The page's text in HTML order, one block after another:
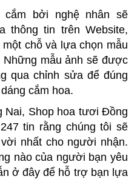
bởi nghệ nhân sẽ
thông tin trên Website,
chỗ và lựa chọn mẫu
mẫu ảnh sẽ được
qua chỉnh sửa để đúng
cắm hoa.
Nai, Shop hoa tươi Đồng
tin rằng chúng tôi sẽ
nhất cho người nhận.
nào của người bạn yêu
ở đây để hỗ trợ bạn lựa